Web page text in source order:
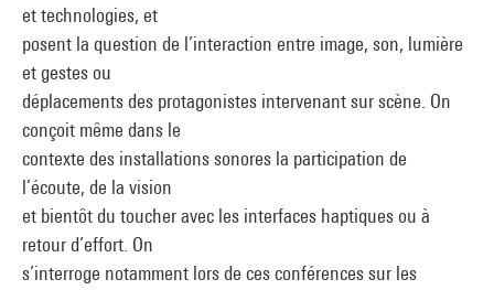
et technologies, et
posent la question de l’interaction entre image, son, lumière
et gestes ou
déplacements des protagonistes intervenant sur scène. On
conçoit même dans le
contexte des installations sonores la participation de
l’écoute, de la vision
et bientôt du toucher avec les interfaces haptiques ou à
retour d’effort. On
s’interroge notamment lors de ces conférences sur les